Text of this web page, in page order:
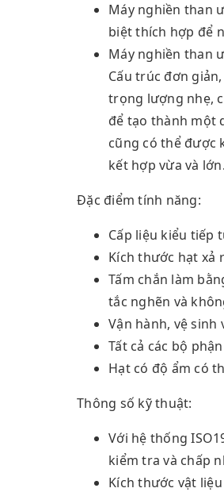
Máy nghiền than
biệt thích hợp để
Máy nghiền than
Cấu trúc đơn
trọng lượng nhẹ,
để tạo thành một
cũng có thể được
kết hợp vừa và lớn.
Đặc điểm tính năng:
Cấp liệu kiểu tiếp
Kích thước hạt xả
Tấm chắn làm
tắc nghẽn và
Vận hành, vệ
Tất cả các bộ
Hạt có độ ẩm có
Thông số kỹ thuật:
Với hệ thống
kiểm tra và chấp
Kích thước vật